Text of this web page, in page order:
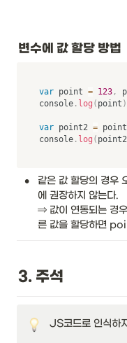
변수에 값 할당 방법
var point = 123 ,
console . log ( point )
var point2 =
console . log ( point2
•
같은 값 할당의 경우
에 권장하지 않는다.
⇒ 값이 연동되는 경
른 값을 할당하면
3. 주석
JS코드로 인식하